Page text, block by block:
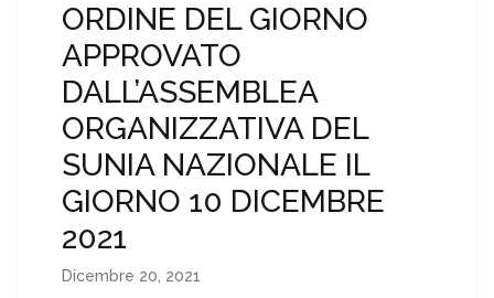
ORDINE DEL GIORNO
APPROVATO
DALL’ASSEMBLEA
ORGANIZZATIVA DEL
SUNIA NAZIONALE IL
GIORNO 10 DICEMBRE
2021
Dicembre 20, 2021